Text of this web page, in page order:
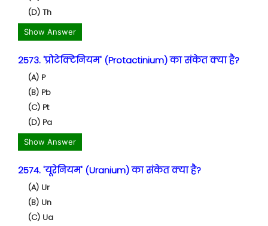
(D) Th
Show Answer
2573. 'प्रोटेक्टिनियम' (Protactinium) का संकेत क्या है?
(A) P
(B) Pb
(C) Pt
(D) Pa
Show Answer
2574. 'यूरेनियम' (Uranium) का संकेत क्या है?
(A) Ur
(B) Un
(C) Ua